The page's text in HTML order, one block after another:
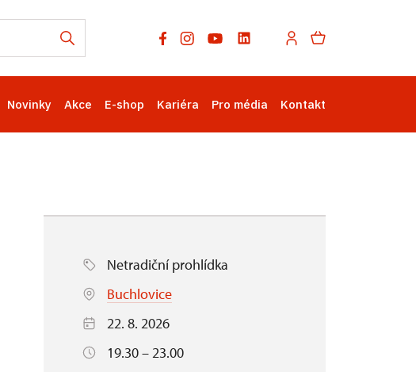
Novinky Akce E-shop Kariéra Pro média Kontakt
Netradiční prohlídka
Buchlovice
22. 8. 2026
19.30 – 23.00